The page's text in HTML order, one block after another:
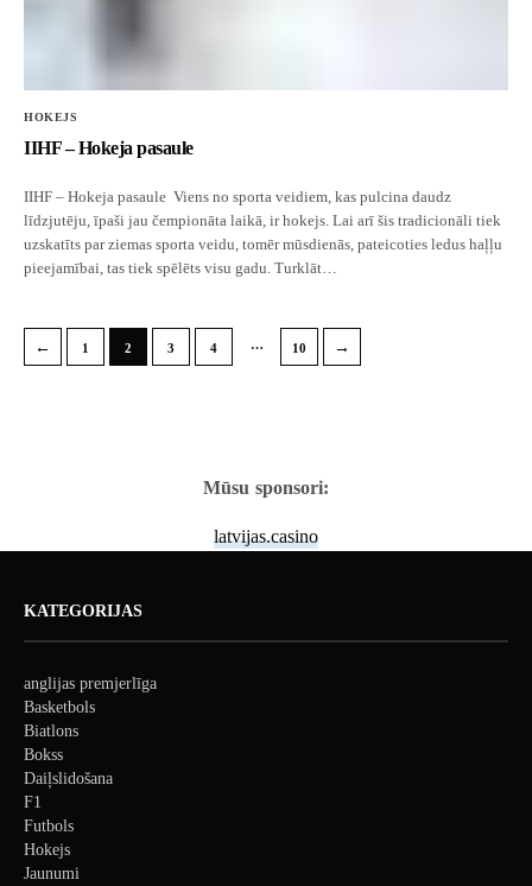
HOKEJS
IIHF – Hokeja pasaule
IIHF – Hokeja pasaule Viens no sporta veidiem, kas pulcina daudz
līdzjutēju, īpaši jau čempionāta laikā, ir hokejs. Lai arī šis tradicionāli tiek
uzskatīts par ziemas sporta veidu, tomēr mūsdienās, pateicoties ledus haļļu
pieejamībai, tas tiek spēlēts visu gadu. Turklāt…
← 1 2 3 4 … 10 →
Mūsu sponsori:
latvijas.casino
KATEGORIJAS
anglijas premjerlīga
Basketbols
Biatlons
Bokss
Daiļslidošana
F1
Futbols
Hokejs
Jaunumi